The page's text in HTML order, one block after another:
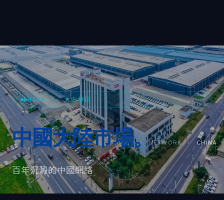
HOME › NETWORK › CHINA
CHINA · 大中華區
中國大陸市場。
百年沉澱的中國網絡